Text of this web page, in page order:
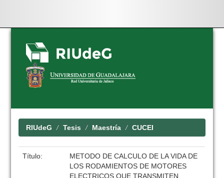
Skip
navigation
RIUdeG Tesis Maestría CUCEI
Título:
METODO DE CALCULO DE LA VIDA DE
LOS RODAMIENTOS DE MOTORES
ELECTRICOS QUE TRANSMITEN